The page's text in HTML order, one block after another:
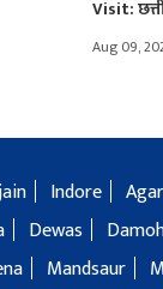
Visit:
सीपी…
Aug 09,
Indore
Dewas
Mandsaur